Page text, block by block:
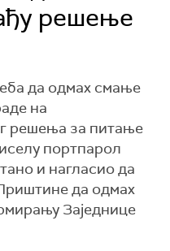
решење
да одмах смање
на
решења за питање
портпарол
и нагласио да
да одмах
Заједнице